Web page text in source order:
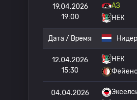
19.04.2026
19:00
АЗ
НЕК
Дата / Время
12.04.2026
15:30
НЕК
04.04.2026